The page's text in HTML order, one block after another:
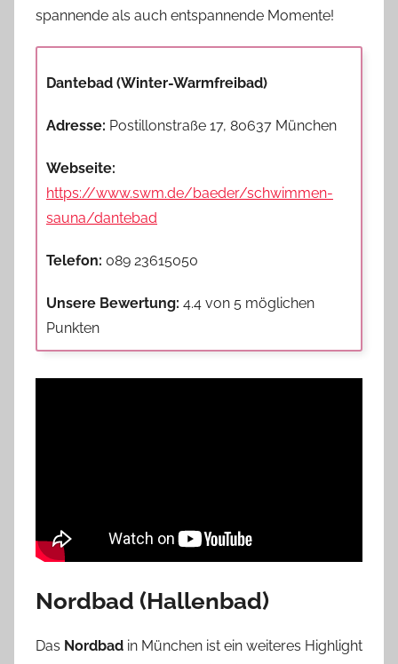
spannende als auch entspannende Momente!
Dantebad (Winter-Warmfreibad)
Adresse: Postillonstraße 17, 80637 München
Webseite:
https://www.swm.de/baeder/schwimmen-
sauna/dantebad
Telefon: 089 23615050
Unsere Bewertung: 4.4 von 5 möglichen
Punkten
Nordbad (Hallenbad)
Das Nordbad in München ist ein weiteres Highlight